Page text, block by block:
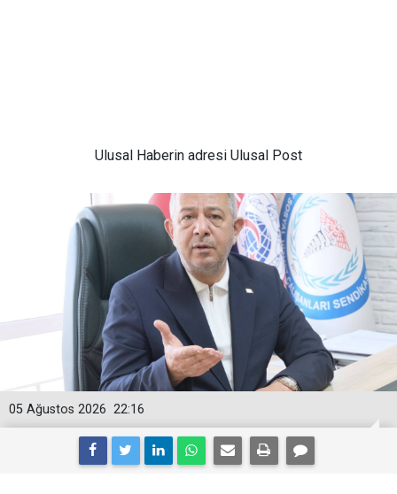
Ulusal Haberin adresi Ulusal Post
22:16
05 Ağustos 2026